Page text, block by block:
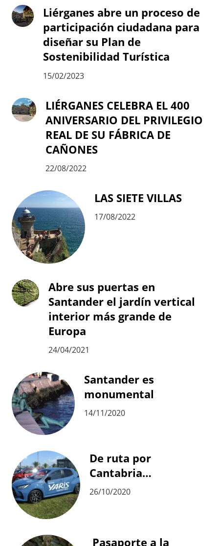
Liérganes abre un proceso de
participación ciudadana para
diseñar su Plan de
Sostenibilidad Turística
15/02/2023
LIÉRGANES CELEBRA EL 400
ANIVERSARIO DEL PRIVILEGIO
REAL DE SU FÁBRICA DE
CAÑONES
22/08/2022
LAS SIETE VILLAS
17/08/2022
Abre sus puertas en
Santander el jardín vertical
interior más grande de
Europa
24/04/2021
Santander es
monumental
14/11/2020
De ruta por
Cantabria…
26/10/2020
Pasaporte a la